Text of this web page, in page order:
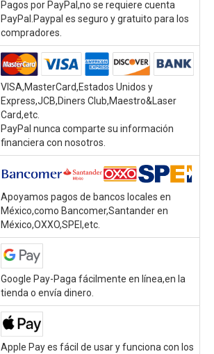
Pagos por PayPal,no se requiere cuenta
PayPal.Paypal es seguro y gratuito para los
compradores.
VISA,MasterCard,Estados Unidos y
Express,JCB,Diners Club,Maestro&Laser
Card,etc.
PayPal nunca comparte su información
financiera con nosotros.
Apoyamos pagos de bancos locales en
México,como Bancomer,Santander en
México,OXXO,SPEI,etc.
Google Pay-Paga fácilmente en línea,en la
tienda o envía dinero.
Apple Pay es fácil de usar y funciona con los